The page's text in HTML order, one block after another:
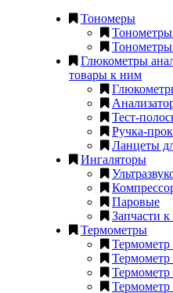
Тономеры
Глюкометры
товары к ним
Тест-
Ручка-
Ланцеты
Ингаляторы
Паровые
Запчасти
Термометры
Термометр